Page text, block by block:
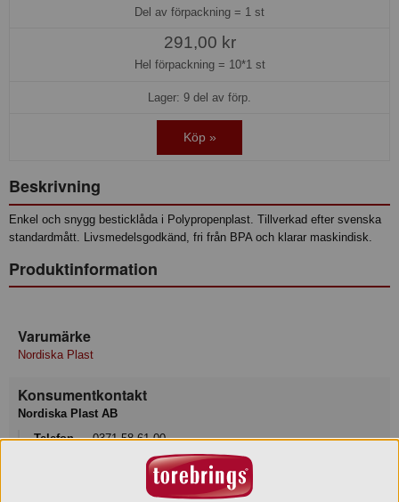
Del av förpackning = 1 st
291,00 kr
Hel förpackning = 10*1 st
Lager: 9 del av förp.
Köp »
Beskrivning
Enkel och snygg besticklåda i Polypropenplast. Tillverkad efter svenska
standardmått. Livsmedelsgodkänd, fri från BPA och klarar maskindisk.
Produktinformation
Varumärke
Nordiska Plast
Konsumentkontakt
Nordiska Plast AB
Telefon
0371-58 61 00
www.nordiska-plast.se